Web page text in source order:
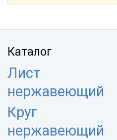
Каталог
Лист
нержавеющий
Круг
нержавеющий